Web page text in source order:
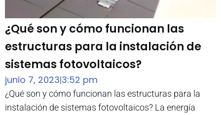
¿Qué son y cómo funcionan las
estructuras para la instalación de
sistemas fotovoltaicos?
junio 7, 2023|3:52 pm
¿Qué son y cómo funcionan las estructuras para la
instalación de sistemas fotovoltaicos? La energía